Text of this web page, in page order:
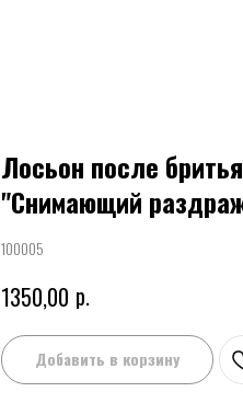
Лосьон после
"Снимающий
100005
1350,00 р.
Добавить в корзину